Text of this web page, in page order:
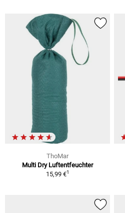
ThoMar
Multi Dry Luftentfeuchter
15,99 €1